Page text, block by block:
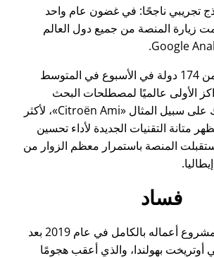
تجريبي ناجحًا: في غضون عام واحد
زيارة المنصة من جميع دول العالم
تمت زيارة المنصة من 174 دولة في الأسبوع في المتوسط
الأولى عالميًا لمصطلحات البحث
على سبيل المثال
Citroën Ami ، لأكثر
يظهر متانة التقنيات الجديدة لأداء تحسين
المنصة باستمرار معظم الزوار من
فساد
أغلق مؤسس هذا المشروع أعماله بالكامل في عام 2019 بعد
بهولندا، والذي أعقب هجومًا